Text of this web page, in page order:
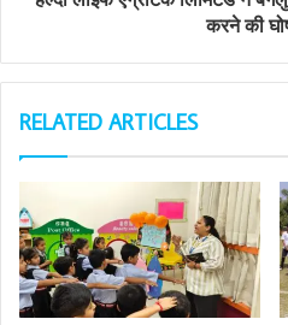
करने की
RELATED ARTICLES